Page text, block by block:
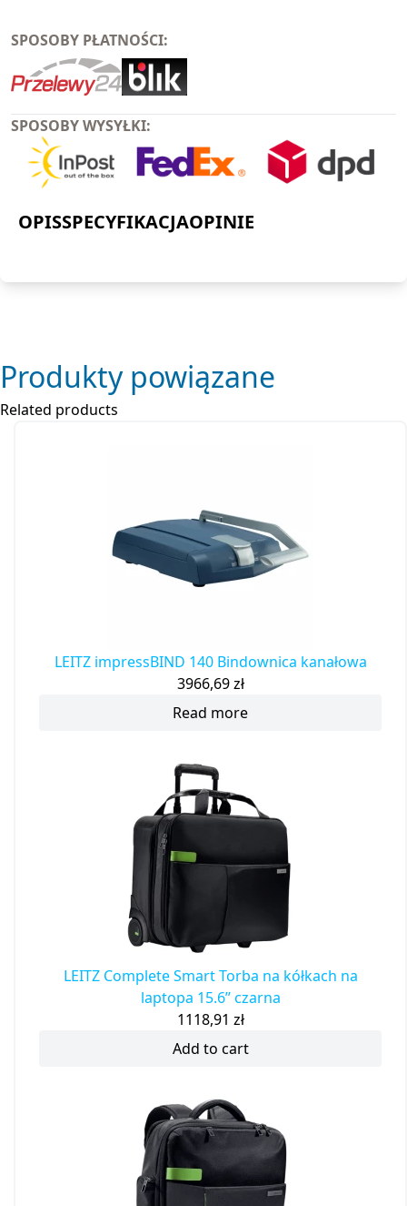
SPOSOBY PŁATNOŚCI:
SPOSOBY WYSYŁKI:
OPISSPECYFIKACJAOPINIE
Produkty powiązane
Related products
LEITZ impressBIND 140 Bindownica kanałowa
3966,69zł
Read more
LEITZ Complete Smart Torba na kółkach na
laptopa 15.6” czarna
1118,91 zł
Add to cart